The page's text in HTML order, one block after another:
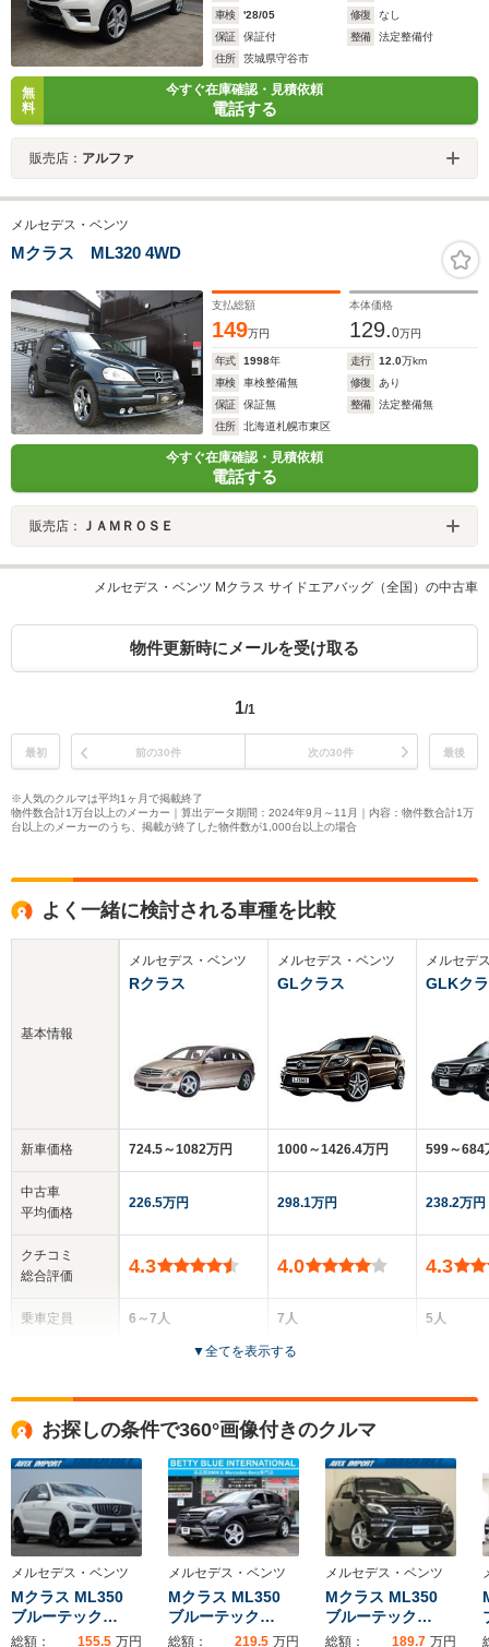
車検
'28/05 修復
なし
保証
保証付 整備
法定整備付
住所
茨城県守谷市
無
料
今すぐ在庫確認・見積依頼
電話する
販売店： アルファ
メルセデス・ベンツ
Mクラス ML320 4WD
支払総額
149万円
本体価格
129.0万円
年式 1998年 走行 12.0万km
車検
車検整備無 修復
あり
保証
保証無 整備
法定整備無
住所
北海道札幌市東区
今すぐ在庫確認・見積依頼
電話する
販売店： ＪＡＭＲＯＳＥ
メルセデス・ベンツ Mクラス サイドエアバッグ（全国）の中古車
物件更新時にメールを受け取る
1/1
最初 前の30件 次の30件 最後
※人気のクルマは平均1ヶ月で掲載終了
物件数合計1万台以上のメーカー｜算出データ期間：2024年9月～11月｜内容：物件数合計1万
台以上のメーカーのうち、掲載が終了した物件数が1,000台以上の場合
よく一緒に検討される車種を比較
基本情報
新車価格
中古車
平均価格
クチコミ
総合評価
乗車定員
サイズ
(全長x全幅x全高)
メルセデス・ベンツ
Rクラス
724.5～1082万円
226.5万円
4.3
6～7人
1.66m
全幅
1.92m
全長
4.93m～4.95m
ホイールベース
メルセデス・ベンツ
GLクラス
1000～1426.4万円
298.1万円
4.0
7人
5ドア
全高
1.85m
1.94m～1.98m
全長
5.13m～5.15m
ホイールベース
メルセデ
GLKク
599～684
238.2万円
4.3
5人
全幅
1.84m
4.53m
ホイー
▼全てを表示する
お探しの条件で360°画像付きのクルマ
メルセデス・ベンツ
Mクラス ML350
ブルーテック…
総額： 155.5 万円
メルセデス・ベンツ
Mクラス ML350
ブルーテック…
総額： 219.5 万円
メルセデス・ベンツ
Mクラス ML350
ブルーテック…
総額： 189.7 万円